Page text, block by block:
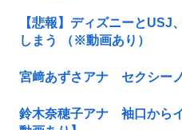
【悲報】ディズニーとUSJ
しまう （※動画あり）
宮﨑あずさアナ セクシー
鈴木奈穂子アナ 袖口から